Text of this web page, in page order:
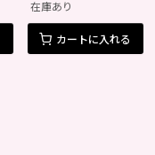
在庫あり
カートに入れる